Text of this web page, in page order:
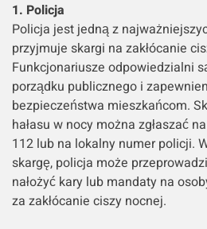
1. Policja
Policja jest jedną z
przyjmuje skargi na zakłócanie
Funkcjonariusze odpowiedzialni
porządku publicznego i
bezpieczeństwa mieszkańcom.
hałasu w nocy można zgłaszać
112 lub na lokalny numer policji.
skargę, policja może
nałożyć kary lub mandaty na
za zakłócanie ciszy nocnej.